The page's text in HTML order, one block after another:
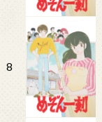
8